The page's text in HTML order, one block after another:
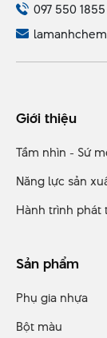
097 550 1855
Giới thiệu
Tầm nhìn - Sứ
Năng lực sản
Hành trình phát
Sản phẩm
Phụ gia nhựa
Bột màu